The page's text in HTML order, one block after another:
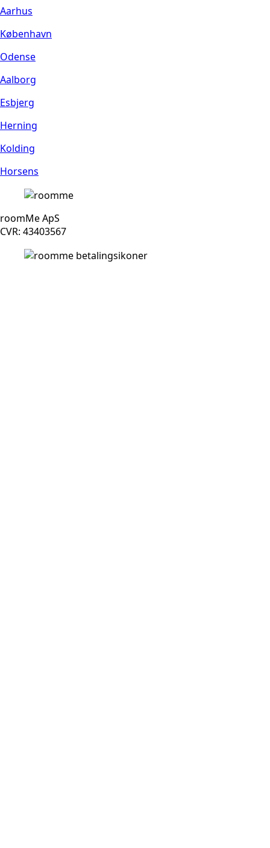
Aarhus
København
Odense
Aalborg
Esbjerg
Herning
Kolding
Horsens
roomMe ApS
CVR: 43403567